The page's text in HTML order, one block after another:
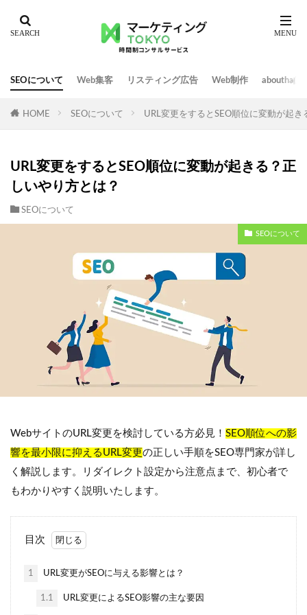
SEOについて Web集客 リスティング広告 Web制作 aboutha(
HOME SEOについて URL変更をするとSEO順位に変動が起
URL変更をするとSEO順位に変動が起きる？正
しいやり方とは？
SEOについて
SEOについて
WebサイトのURL変更を検討している方必見！ SEO順位への影
響を最小限に抑えるURL変更の正しい手順をSEO専門家が詳し
く解説します。リダイレクト設定から注意点まで、初心者で
もわかりやすく説明いたします。
目次
1 URL変更がSEOに与える影響とは？
1.1 URL変更によるSEO影響の主な要因